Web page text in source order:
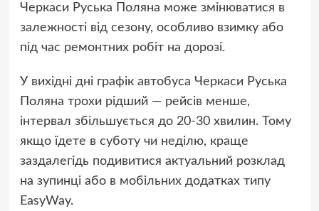
Черкаси Руська Поляна може змінюватися в
залежності від сезону, особливо взимку або
під час ремонтних робіт на дорозі.
У вихідні дні графік автобуса Черкаси Руська
Поляна трохи рідший — рейсів менше,
інтервал збільшується до 20-30 хвилин. Тому
якщо їдете в суботу чи неділю, краще
заздалегідь подивитися актуальний розклад
на зупинці або в мобільних додатках типу
EasyWay.